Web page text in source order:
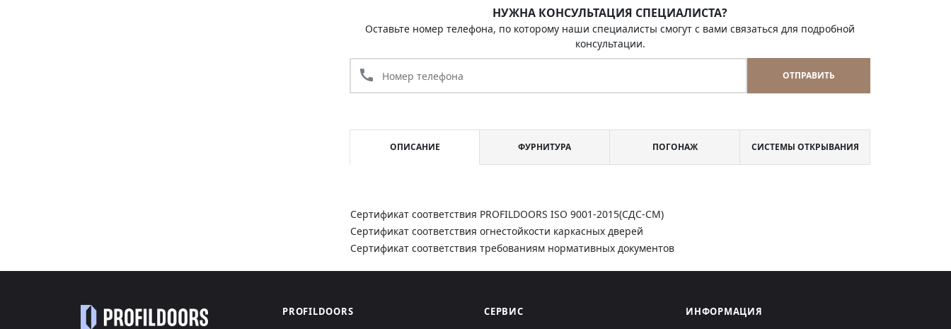
НУЖНА КОНСУЛЬТАЦИЯ СПЕЦИАЛИСТА?
Оставьте номер телефона, по которому наши специалисты смогут с вами связаться для подробной
консультации.
call ОТПРАВИТЬ
ОПИСАНИЕ ФУРНИТУРА ПОГОНАЖ СИСТЕМЫ ОТКРЫВАНИЯ
Сертификат соответствия PROFILDOORS ISO 9001-2015(СДС-СМ)
Сертификат соответствия огнестойкости каркасных дверей
Сертификат соответствия требованиям нормативных документов
PROFILDOORS СЕРВИС ИНФОРМАЦИЯ